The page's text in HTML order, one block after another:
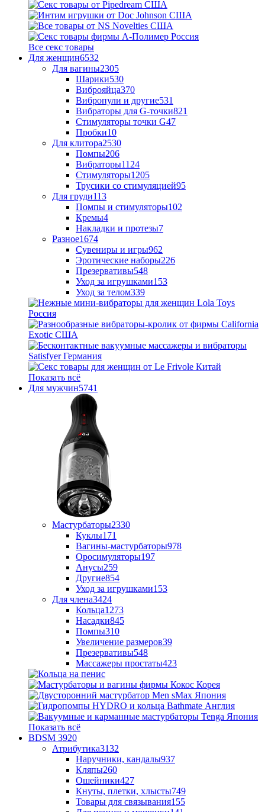
Все секс товары
Для женщин6532
Для вагины2305
Шарики530
Виброяйца370
Вибропули и другие531
Вибраторы для G-точки821
Стимуляторы точки G47
Пробки10
Для клитора2530
Помпы206
Вибраторы1124
Стимуляторы1205
Трусики со стимуляцией95
Для груди113
Помпы и стимуляторы102
Кремы4
Накладки и протезы7
Разное1674
Сувениры и игры962
Эротические наборы226
Презервативы548
Уход за игрушками153
Уход за телом339
Показать всё
Для мужчин5741
Мастурбаторы2330
Куклы171
Вагины-мастурбаторы978
Оросимуляторы197
Анусы259
Другие854
Уход за игрушками153
Для члена3424
Кольца1273
Насадки845
Помпы310
Увеличение размеров39
Презервативы548
Массажеры простаты423
Показать всё
BDSM 3920
Атрибутика3132
Наручники, кандалы937
Кляпы260
Ошейники427
Кнуты, плетки, хлысты749
Товары для связывания155